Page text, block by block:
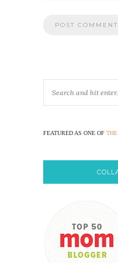
FEATURED AS ONE OF